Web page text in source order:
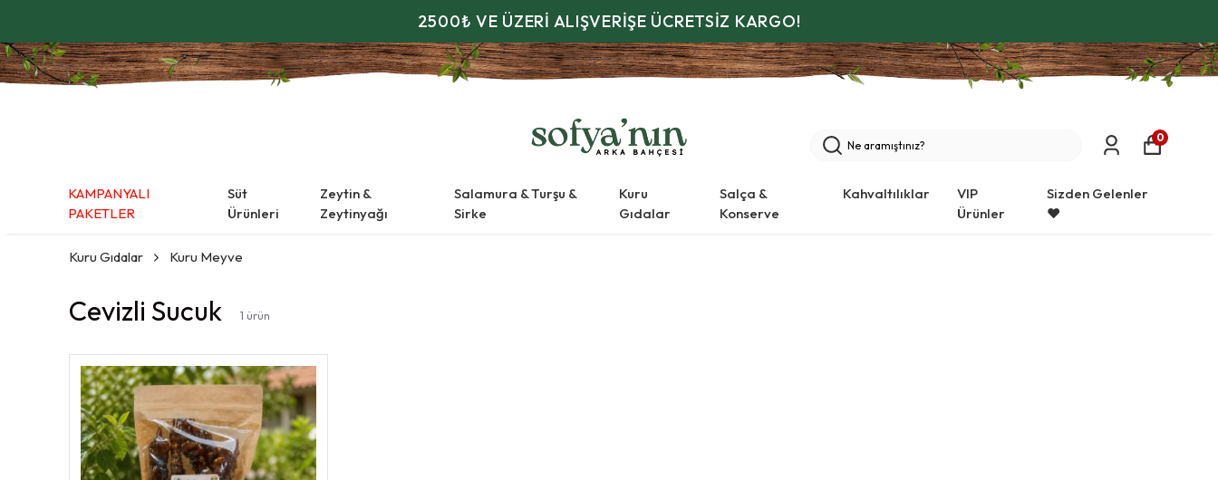
2500₺ VE ÜZERİ ALIŞVERİŞE ÜCRETSİZ KARGO!
KAMPANYALI
PAKETLER
Süt
Ürünleri
Zeytin &
Zeytinyağı
Salamura & Turşu &
Sirke
Kuru
Gıdalar
Salça &
Konserve
Kahvaltılıklar
VIP
Ürünler
Sizden Gelenler
❤️
0
Kuru Gıdalar Kuru Meyve
Cevizli Sucuk 1 ürün